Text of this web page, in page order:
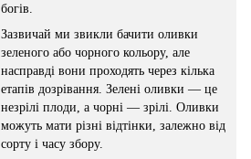
богів.
Зазвичай ми звикли бачити оливки
зеленого або чорного кольору, але
насправді вони проходять через кілька
етапів дозрівання. Зелені оливки — це
незрілі плоди, а чорні — зрілі. Оливки
можуть мати різні відтінки, залежно від
сорту і часу збору.